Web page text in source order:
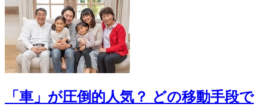
「車」が圧倒的人気？ どの移動手段で